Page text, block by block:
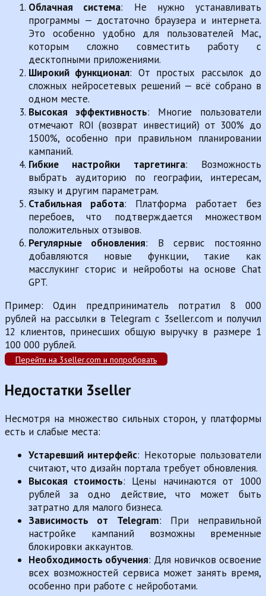
Облачная система: Не нужно устанавливать
программы — достаточно браузера и интернета.
Это особенно удобно для пользователей Mac,
которым сложно совместить работу с
десктопными приложениями.
Широкий функционал: От простых рассылок до
сложных нейросетевых решений — всё собрано в
одном месте.
Высокая эффективность: Многие пользователи
отмечают ROI (возврат инвестиций) от 300% до
1500%, особенно при правильном планировании
кампаний.
Гибкие настройки таргетинга: Возможность
выбрать аудиторию по географии, интересам,
языку и другим параметрам.
Стабильная работа: Платформа работает без
перебоев, что подтверждается множеством
положительных отзывов.
Регулярные обновления: В сервис постоянно
добавляются новые функции, такие как
масслукинг сторис и нейроботы на основе Chat
GPT.
Пример: Один предприниматель потратил 8 000
рублей на рассылки в Telegram с 3seller.com и получил
12 клиентов, принесших общую выручку в размере 1
100 000 рублей.
Перейти на 3seller.com и попробовать
Недостатки 3seller
Несмотря на множество сильных сторон, у платформы
есть и слабые места:
Устаревший интерфейс: Некоторые пользователи
считают, что дизайн портала требует обновления.
Высокая стоимость: Цены начинаются от 1000
рублей за одно действие, что может быть
затратно для малого бизнеса.
Зависимость от Telegram: При неправильной
настройке кампаний возможны временные
блокировки аккаунтов.
Необходимость обучения: Для новичков освоение
всех возможностей сервиса может занять время,
особенно при работе с нейроботами.